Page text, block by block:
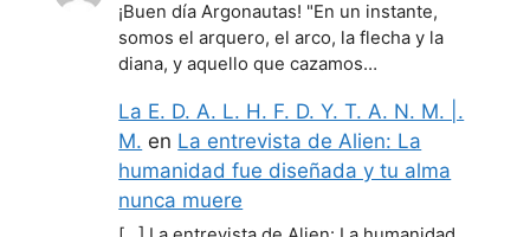
¡Buen día Argonautas! "En un instante,
somos el arquero, el arco, la flecha y la
diana, y aquello que cazamos…
La E. D. A. L. H. F. D. Y. T. A. N. M. |.
M. en La entrevista de Alien: La
humanidad fue diseñada y tu alma
nunca muere